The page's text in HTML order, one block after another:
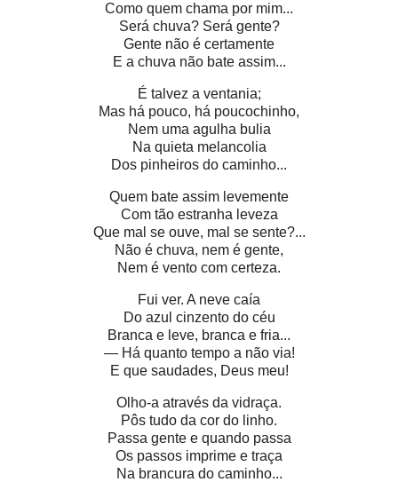
Como quem chama por mim...
Será chuva? Será gente?
Gente não é certamente
E a chuva não bate assim...
É talvez a ventania;
Mas há pouco, há poucochinho,
Nem uma agulha bulia
Na quieta melancolia
Dos pinheiros do caminho...
Quem bate assim levemente
Com tão estranha leveza
Que mal se ouve, mal se sente?...
Não é chuva, nem é gente,
Nem é vento com certeza.
Fui ver. A neve caía
Do azul cinzento do céu
Branca e leve, branca e fria...
— Há quanto tempo a não via!
E que saudades, Deus meu!
Olho-a através da vidraça.
Pôs tudo da cor do linho.
Passa gente e quando passa
Os passos imprime e traça
Na brancura do caminho...